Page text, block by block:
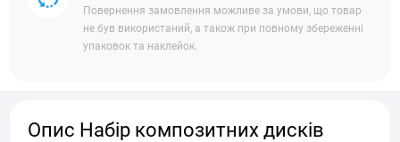
Повернення замовлення можливе за умови, що товар
не був використаний, а також при повному збереженні
упаковок та наклейок.
Опис Набір композитних дисків